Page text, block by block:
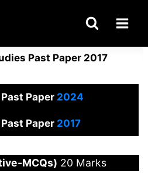
Past Paper 2017
Past Paper2024
Past Paper2017
MCQs) 20 Marks